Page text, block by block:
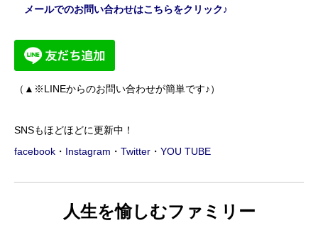
メールでのお問い合わせはこちらをクリック♪
（▲※LINEからのお問い合わせが簡単です♪）
SNSもほどほどに更新中！
facebook ・ Instagram ・ Twitter ・ YOU TUBE
人生を愉しむファミリー